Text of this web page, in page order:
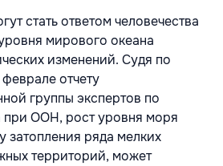
стать ответом человечества
мирового океана
изменений. Судя по
отчету
группы экспертов по
при ООН, рост уровня моря
затопления ряда мелких
территорий, может